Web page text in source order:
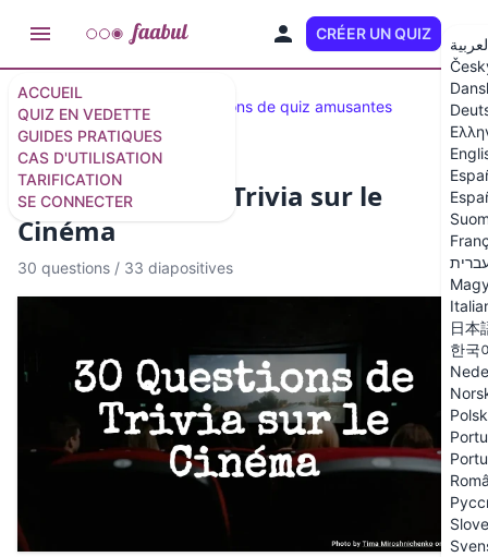
ACCUEIL
QUIZ EN VEDETTE
GUIDES PRATIQUES
CAS D'UTILISATION
TARIFICATION
SE CONNECTER
CRÉER UN QUIZ
日本
한국
Quiz en vedette 33 questions de quiz amusantes
30 Questions de Trivia sur le
Cinéma
30 questions / 33 diapositives